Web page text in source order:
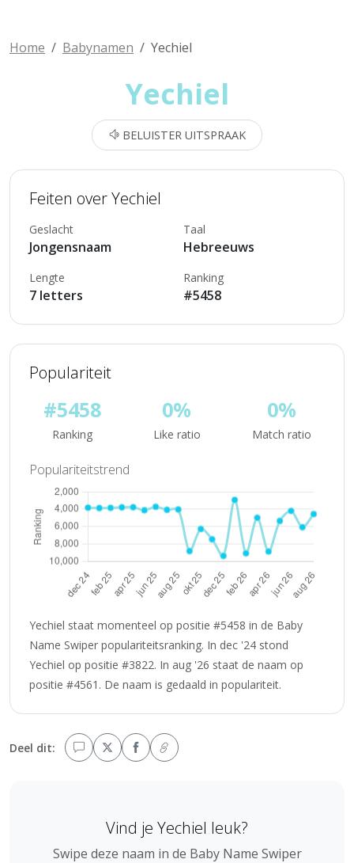
Home Babynamen Yechiel
Yechiel
BELUISTER UITSPRAAK
Feiten over Yechiel
Geslacht
Jongensnaam
Taal
Hebreeuws
Lengte
7 letters
Ranking
#5458
Populariteit
#5458
Ranking
0%
Like ratio
0%
Match ratio
Populariteitstrend
Yechiel staat momenteel op positie #5458 in de Baby
Name Swiper populariteitsranking. In dec '24 stond
Yechiel op positie #3822. In aug '26 staat de naam op
positie #4561. De naam is gedaald in populariteit.
Deel dit:
Vind je Yechiel leuk?
Swipe deze naam in de Baby Name Swiper